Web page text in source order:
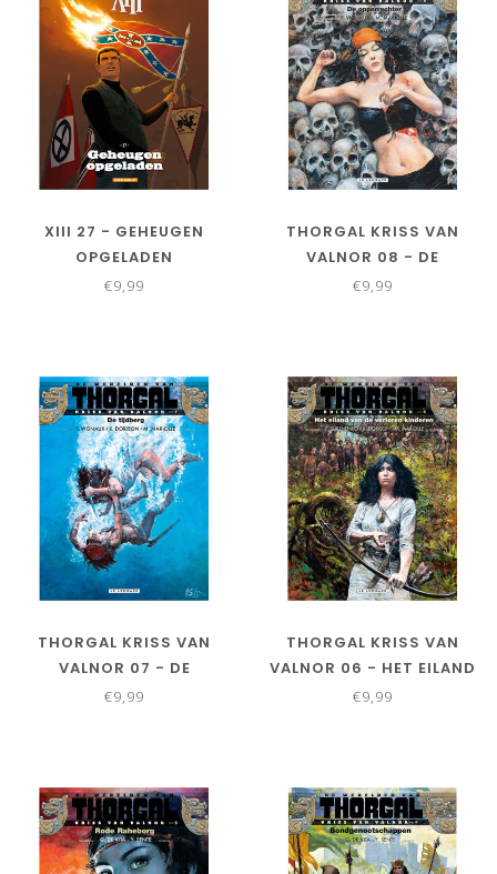
XIII 27 - GEHEUGEN
OPGELADEN
€9,99
THORGAL KRISS VAN
VALNOR 08 - DE
OPPERRECHTER
€9,99
THORGAL KRISS VAN
VALNOR 07 - DE
TIJDBERG
€9,99
THORGAL KRISS VAN
VALNOR 06 - HET EILAND
VAN DE VERLOREN
€9,99